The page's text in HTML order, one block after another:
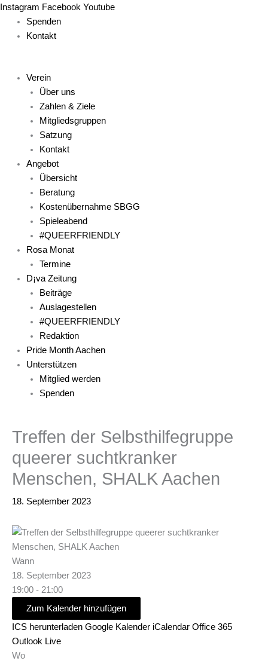
Zum
Inhalt
springen
Instagram Facebook Youtube
Main
Menu
Spenden
Kontakt
Main
Menu
Verein
Über uns
Zahlen & Ziele
Mitgliedsgruppen
Satzung
Kontakt
Angebot
Übersicht
Beratung
Kostenübernahme SBGG
Spieleabend
#QUEERFRIENDLY
Rosa Monat
Termine
D¡va Zeitung
Beiträge
Auslagestellen
#QUEERFRIENDLY
Redaktion
Pride Month Aachen
Unterstützen
Mitglied werden
Spenden
Treffen der Selbsthilfegruppe
queerer suchtkranker
Menschen, SHALK Aachen
18. September 2023
Wann
18. September 2023
19:00 - 21:00
Zum Kalender hinzufügen
ICS herunterladen Google Kalender iCalendar Office 365
Outlook Live
Wo
Main
Menu
Main
Menu
Main
Menu